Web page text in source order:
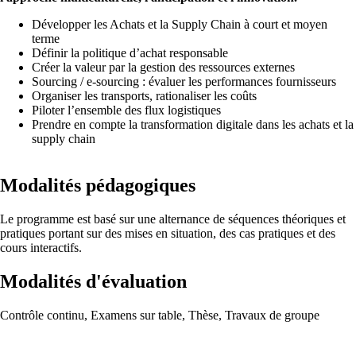
Développer les Achats et la Supply Chain à court et moyen
terme
Définir la politique d’achat responsable
Créer la valeur par la gestion des ressources externes
Sourcing / e-sourcing : évaluer les performances fournisseurs
Organiser les transports, rationaliser les coûts
Piloter l’ensemble des flux logistiques
Prendre en compte la transformation digitale dans les achats et la
supply chain
Modalités pédagogiques
Le programme est basé sur une alternance de séquences théoriques et
pratiques portant sur des mises en situation, des cas pratiques et des
cours interactifs.
Modalités d'évaluation
Contrôle continu, Examens sur table, Thèse, Travaux de groupe